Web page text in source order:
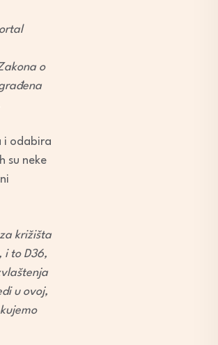
o
i odabira
su neke
križišta
i to D36,
u ovoj,